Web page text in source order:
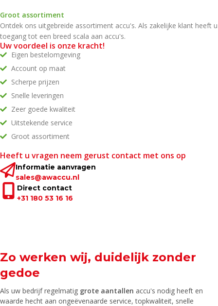
Groot assortiment
Ontdek ons uitgebreide assortiment accu's. Als zakelijke klant heeft u
toegang tot een breed scala aan accu's.
Uw voordeel is onze kracht!
Eigen bestelomgeving
Account op maat
Scherpe prijzen
Snelle leveringen
Zeer goede kwaliteit
Uitstekende service
Groot assortiment
Heeft u vragen neem gerust contact met ons op
Informatie aanvragen
sales@awaccu.nl
Direct contact
+31 180 53 16 16
Zo werken wij, duidelijk zonder
gedoe
Als uw bedrijf regelmatig grote aantallen accu's nodig heeft en
waarde hecht aan ongeëvenaarde service, topkwaliteit, snelle